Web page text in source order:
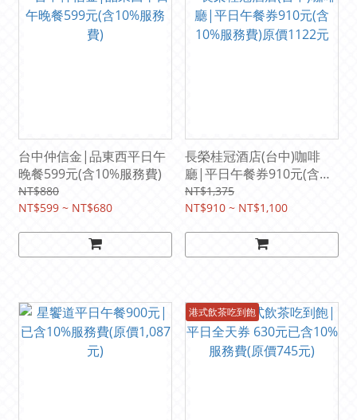
台中仲信金|品東西平日午
晚餐599元(含10%服務費)
NT$880
NT$599 ~ NT$680
長榮桂冠酒店(台中)咖啡
廳|平日午餐券910元(含
10%服務費)原價1122元
NT$1,375
NT$910 ~ NT$1,100
港式飲茶吃到飽